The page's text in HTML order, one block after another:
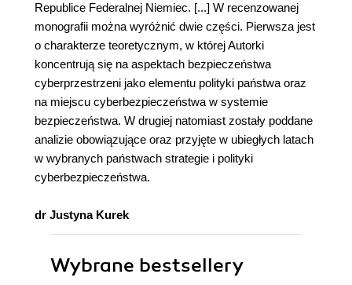
Republice Federalnej Niemiec. [...] W recenzowanej
monografii można wyróżnić dwie części. Pierwsza jest
o charakterze teoretycznym, w której Autorki
koncentrują się na aspektach bezpieczeństwa
cyberprzestrzeni jako elementu polityki państwa oraz
na miejscu cyberbezpieczeństwa w systemie
bezpieczeństwa. W drugiej natomiast zostały poddane
analizie obowiązujące oraz przyjęte w ubiegłych latach
w wybranych państwach strategie i polityki
cyberbezpieczeństwa.
dr Justyna Kurek
Wybrane bestsellery